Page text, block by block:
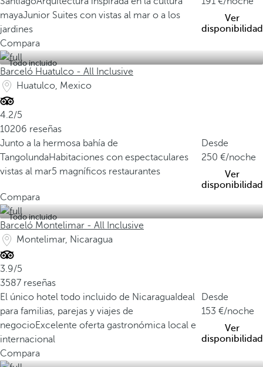
mayaJunior Suites con vistas al mar o a los
jardines
Ver
disponibilidad
Compara
Todo incluido
Barceló Huatulco - All Inclusive
Huatulco, Mexico
4.2/5
10206 reseñas
Junto a la hermosa bahía de
TangolundaHabitaciones con espectaculares
vistas al mar5 magníficos restaurantes
Desde
250
/noche
Ver
disponibilidad
Compara
Todo incluido
Barceló Montelimar - All Inclusive
Montelimar, Nicaragua
3.9/5
3587 reseñas
El único hotel todo incluido de Nicaragua Ideal
para familias, parejas y viajes de
negocioExcelente oferta gastronómica local e
internacional
Desde
153
/noche
Ver
disponibilidad
Compara